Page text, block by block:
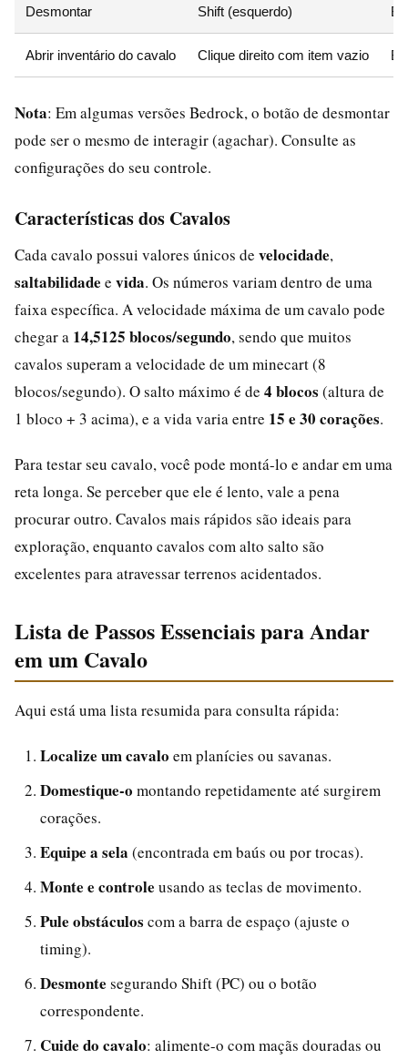
Desmontar Shift (esquerdo)
Abrir inventário do cavalo Clique direito com item vazio
Nota: Em algumas versões Bedrock, o botão de desmontar
pode ser o mesmo de interagir (agachar). Consulte as
configurações do seu controle.
Características dos Cavalos
Cada cavalo possui valores únicos de velocidade,
saltabilidade e vida. Os números variam dentro de uma
faixa específica. A velocidade máxima de um cavalo pode
chegar a 14,5125 blocos/segundo, sendo que muitos
cavalos superam a velocidade de um minecart (8
blocos/segundo). O salto máximo é de 4 blocos (altura de
1 bloco + 3 acima), e a vida varia entre 15 e 30 corações.
Para testar seu cavalo, você pode montá-lo e andar em uma
reta longa. Se perceber que ele é lento, vale a pena
procurar outro. Cavalos mais rápidos são ideais para
exploração, enquanto cavalos com alto salto são
excelentes para atravessar terrenos acidentados.
Lista de Passos Essenciais para Andar
em um Cavalo
Aqui está uma lista resumida para consulta rápida:
Localize um cavalo em planícies ou savanas.
Domestique-o montando repetidamente até surgirem
corações.
Equipe a sela (encontrada em baús ou por trocas).
Monte e controle usando as teclas de movimento.
Pule obstáculos com a barra de espaço (ajuste o
timing).
Desmonte segurando Shift (PC) ou o botão
correspondente.
Cuide do cavalo: alimente-o com maçãs douradas ou